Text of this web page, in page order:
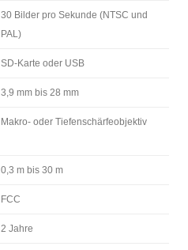
30 Bilder pro Sekunde (NTSC und
PAL)
SD-Karte oder USB
3,9 mm bis 28 mm
Makro- oder Tiefenschärfeobjektiv
0,3 m bis 30 m
FCC
2 Jahre